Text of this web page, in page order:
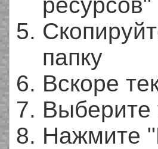
папку
Вскоре
Выберите
Нажмите